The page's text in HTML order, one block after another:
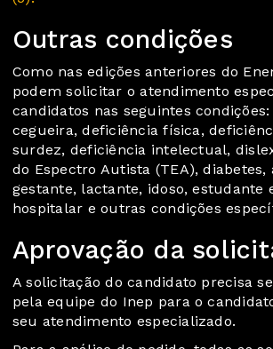
Outras condições
Como nas edições anteriores do
podem solicitar o atendimento
candidatos nas seguintes condições:
cegueira, deficiência física,
surdez, deficiência intelectual,
do Espectro Autista (TEA), diabetes,
gestante, lactante, idoso, estudante
hospitalar e outras condições
Aprovação da
A solicitação do candidato precisa
pela equipe do Inep para o
seu atendimento especializado.